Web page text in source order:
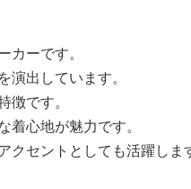
ーです。
出しています。
です。
心地が魅力です。
クセントとしても活躍しま